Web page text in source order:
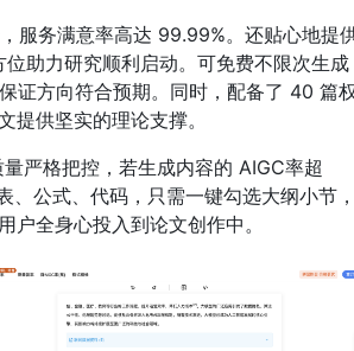
服务满意率高达 99.99%。还贴心地提
助力研究顺利启动。可免费不限次生成
证方向符合预期。同时，配备了 40 篇
供坚实的理论支撑。
严格把控，若生成内容的 AIGC率超
、公式、代码，只需一键勾选大纲小节
全身心投入到论文创作中。